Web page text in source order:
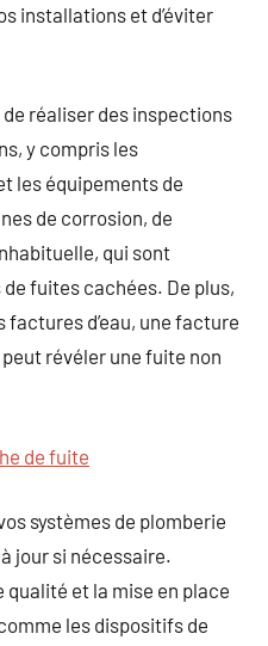
installations et d’éviter
de réaliser des inspections
y compris les
les équipements de
de corrosion, de
qui sont
fuites cachées. De plus,
d’eau, une facture
révéler une fuite non
de fuite
systèmes de plomberie
jour si nécessaire.
qualité et la mise en place
les dispositifs de